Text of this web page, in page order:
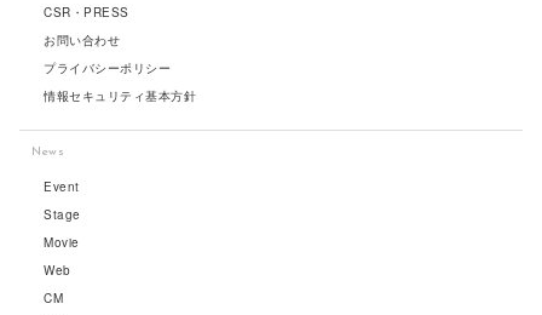
CSR・PRESS
お問い合わせ
プライバシーポリシー
情報セキュリティ基本方針
News
Event
Stage
Movie
Web
CM